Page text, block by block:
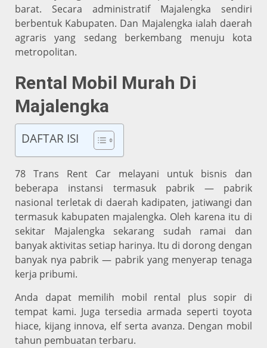
barat. Secara administratif Majalengka sendiri
berbentuk Kabupaten. Dan Majalengka ialah daerah
agraris yang sedang berkembang menuju kota
metropolitan.
Rental Mobil Murah Di
Majalengka
DAFTAR ISI
78 Trans Rent Car melayani untuk bisnis dan
beberapa instansi termasuk pabrik — pabrik
nasional terletak di daerah kadipaten, jatiwangi dan
termasuk kabupaten majalengka. Oleh karena itu di
sekitar Majalengka sekarang sudah ramai dan
banyak aktivitas setiap harinya. Itu di dorong dengan
banyak nya pabrik — pabrik yang menyerap tenaga
kerja pribumi.
Anda dapat memilih mobil rental plus sopir di
tempat kami. Juga tersedia armada seperti toyota
hiace, kijang innova, elf serta avanza. Dengan mobil
tahun pembuatan terbaru.